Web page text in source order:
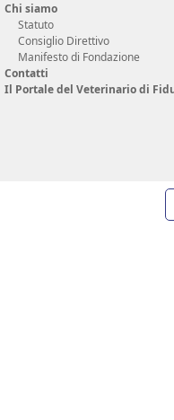
Chi siamo
Statuto
Consiglio Direttivo
Manifesto di Fondazione
Contatti
Il Portale del Veterinario di